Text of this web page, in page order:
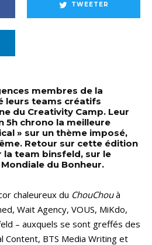
TWEETER
membres de la
leurs teams créatifs
du Creativity Camp. Leur
5h chrono la meilleure
» sur un thème imposé,
Retour sur cette édition
team binsfeld, sur le
du Bonheur.
chaleureux du ChouChouà
Wait Agency, VOUS, MiKdo,
– auxquels se sont greffés des
Content, BTS Media Writing et